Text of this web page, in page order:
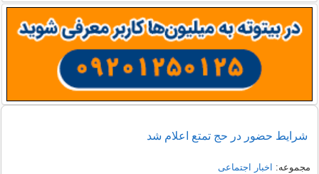
شرایط حضور در حج تمتع اعلام شد
مجموعه: اخبار اجتماعی